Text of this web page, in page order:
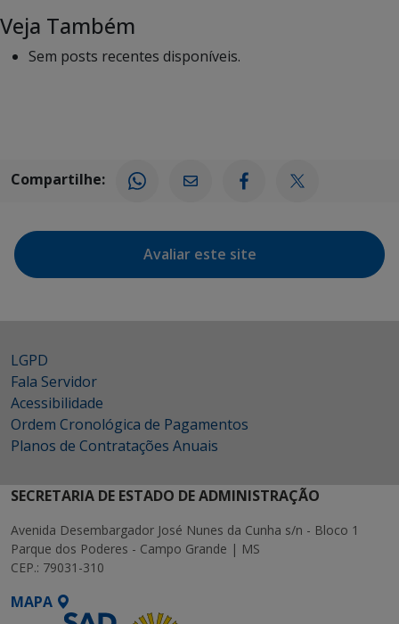
Veja Também
Sem posts recentes disponíveis.
Compartilhe:
Avaliar este site
LGPD
Fala Servidor
Acessibilidade
Ordem Cronológica de Pagamentos
Planos de Contratações Anuais
SECRETARIA DE ESTADO DE ADMINISTRAÇÃO
Avenida Desembargador José Nunes da Cunha s/n - Bloco 1
Parque dos Poderes - Campo Grande | MS
CEP.: 79031-310
MAPA